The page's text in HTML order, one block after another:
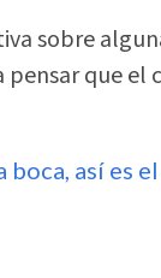
sobre
que el
así es